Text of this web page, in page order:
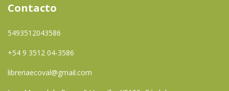
Contacto
5493512043586
+54 9 3512 04-3586
libreriaecoval@gmail.com